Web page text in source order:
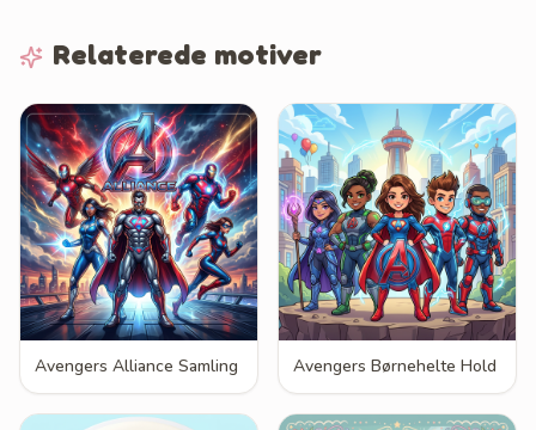
Relaterede motiver
Avengers Alliance Samling Avengers Børnehelte Hold